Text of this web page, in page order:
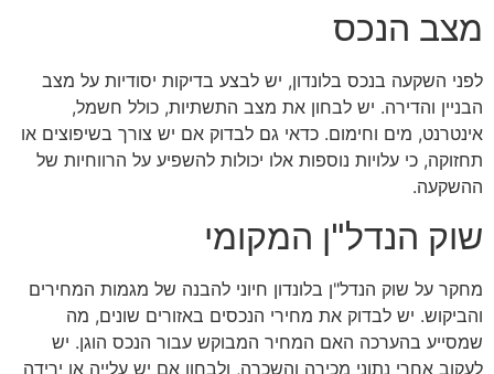
מצב הנכס
לפני השקעה בנכס בלונדון, יש לבצע בדיקות יסודיות על מצב
הבניין והדירה. יש לבחון את מצב התשתיות, כולל חשמל,
אינטרנט, מים וחימום. כדאי גם לבדוק אם יש צורך בשיפוצים או
תחזוקה, כי עלויות נוספות אלו יכולות להשפיע על הרווחיות של
ההשקעה.
שוק הנדל"ן המקומי
מחקר על שוק הנדל"ן בלונדון חיוני להבנה של מגמות המחירים
והביקוש. יש לבדוק את מחירי הנכסים באזורים שונים, מה
שמסייע בהערכה האם המחיר המבוקש עבור הנכס הוגן. יש
לעקוב אחרי נתוני מכירה והשכרה, ולבחון אם יש עלייה או ירידה